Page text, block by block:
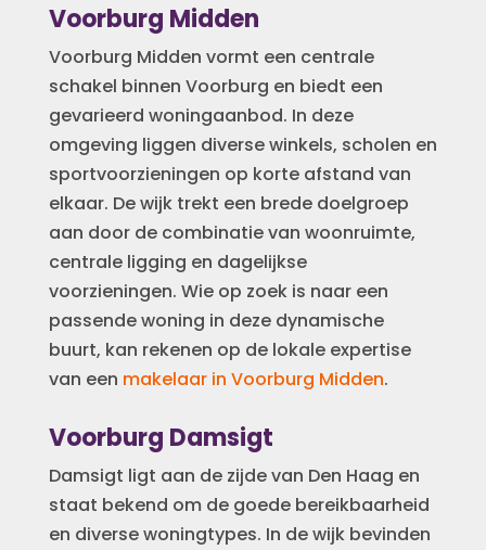
Voorburg Midden
Voorburg Midden vormt een centrale
schakel binnen Voorburg en biedt een
gevarieerd woningaanbod. In deze
omgeving liggen diverse winkels, scholen en
sportvoorzieningen op korte afstand van
elkaar. De wijk trekt een brede doelgroep
aan door de combinatie van woonruimte,
centrale ligging en dagelijkse
voorzieningen. Wie op zoek is naar een
passende woning in deze dynamische
buurt, kan rekenen op de lokale expertise
van een makelaar in Voorburg Midden.
Voorburg Damsigt
Damsigt ligt aan de zijde van Den Haag en
staat bekend om de goede bereikbaarheid
en diverse woningtypes. In de wijk bevinden